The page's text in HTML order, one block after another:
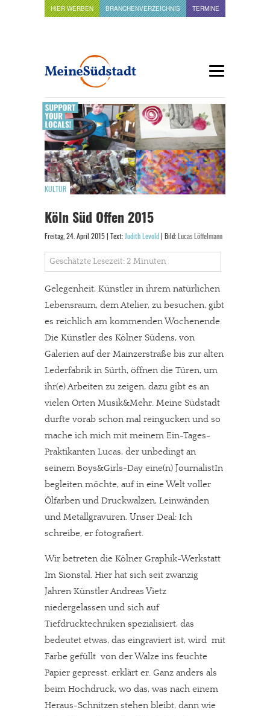
HIER WERBEN BRANCHENVERZEICHNIS TERMINE
KULTUR
Köln Süd Offen 2015
Freitag, 24. April 2015 | Text: Judith Levold | Bild: Lucas Löffelmann
Geschätzte Lesezeit: 2 Minuten
Gelegenheit, Künstler in ihrem natürlichen
Lebensraum, dem Atelier, zu besuchen, gibt
es reichlich am kommenden Wochenende.
Die Künstler des Kölner Südens, von
Galerien auf der Mainzerstraße bis zur alten
Lederfabrik in Sürth, öffnen die Türen, um
ihr(e) Arbeiten zu zeigen, dazu gibt es an
vielen Orten Musik&Mehr. Meine Südstadt
durfte vorab schon mal reingucken und so
mache ich mich mit meinem Ein-Tages-
Praktikanten Lucas, der unbedingt an
seinem Boys&Girls-Day eine(n) JournalistIn
begleiten möchte, auf in eine Welt voller
Ölfarben und Druckwalzen, Leinwänden
und Metallgravuren. Unser Deal: Ich
schreibe, er fotografiert.
Wir betreten die Kölner Graphik-Werkstatt
Im Sionstal. Hier hat sich seit zwanzig
Jahren Künstler Andreas Vietz
niedergelassen und sich auf
Tiefdrucktechniken spezialisiert, das
bedeutet etwas, das eingraviert ist, wird  mit
Farbe gefüllt  von der Walze ins feuchte
Papier gepresst. erklärt er. Ganz anders als
beim Hochdruck, wo das, was nach einem
Heraus-Schnitzen stehen bleibt, dann wie